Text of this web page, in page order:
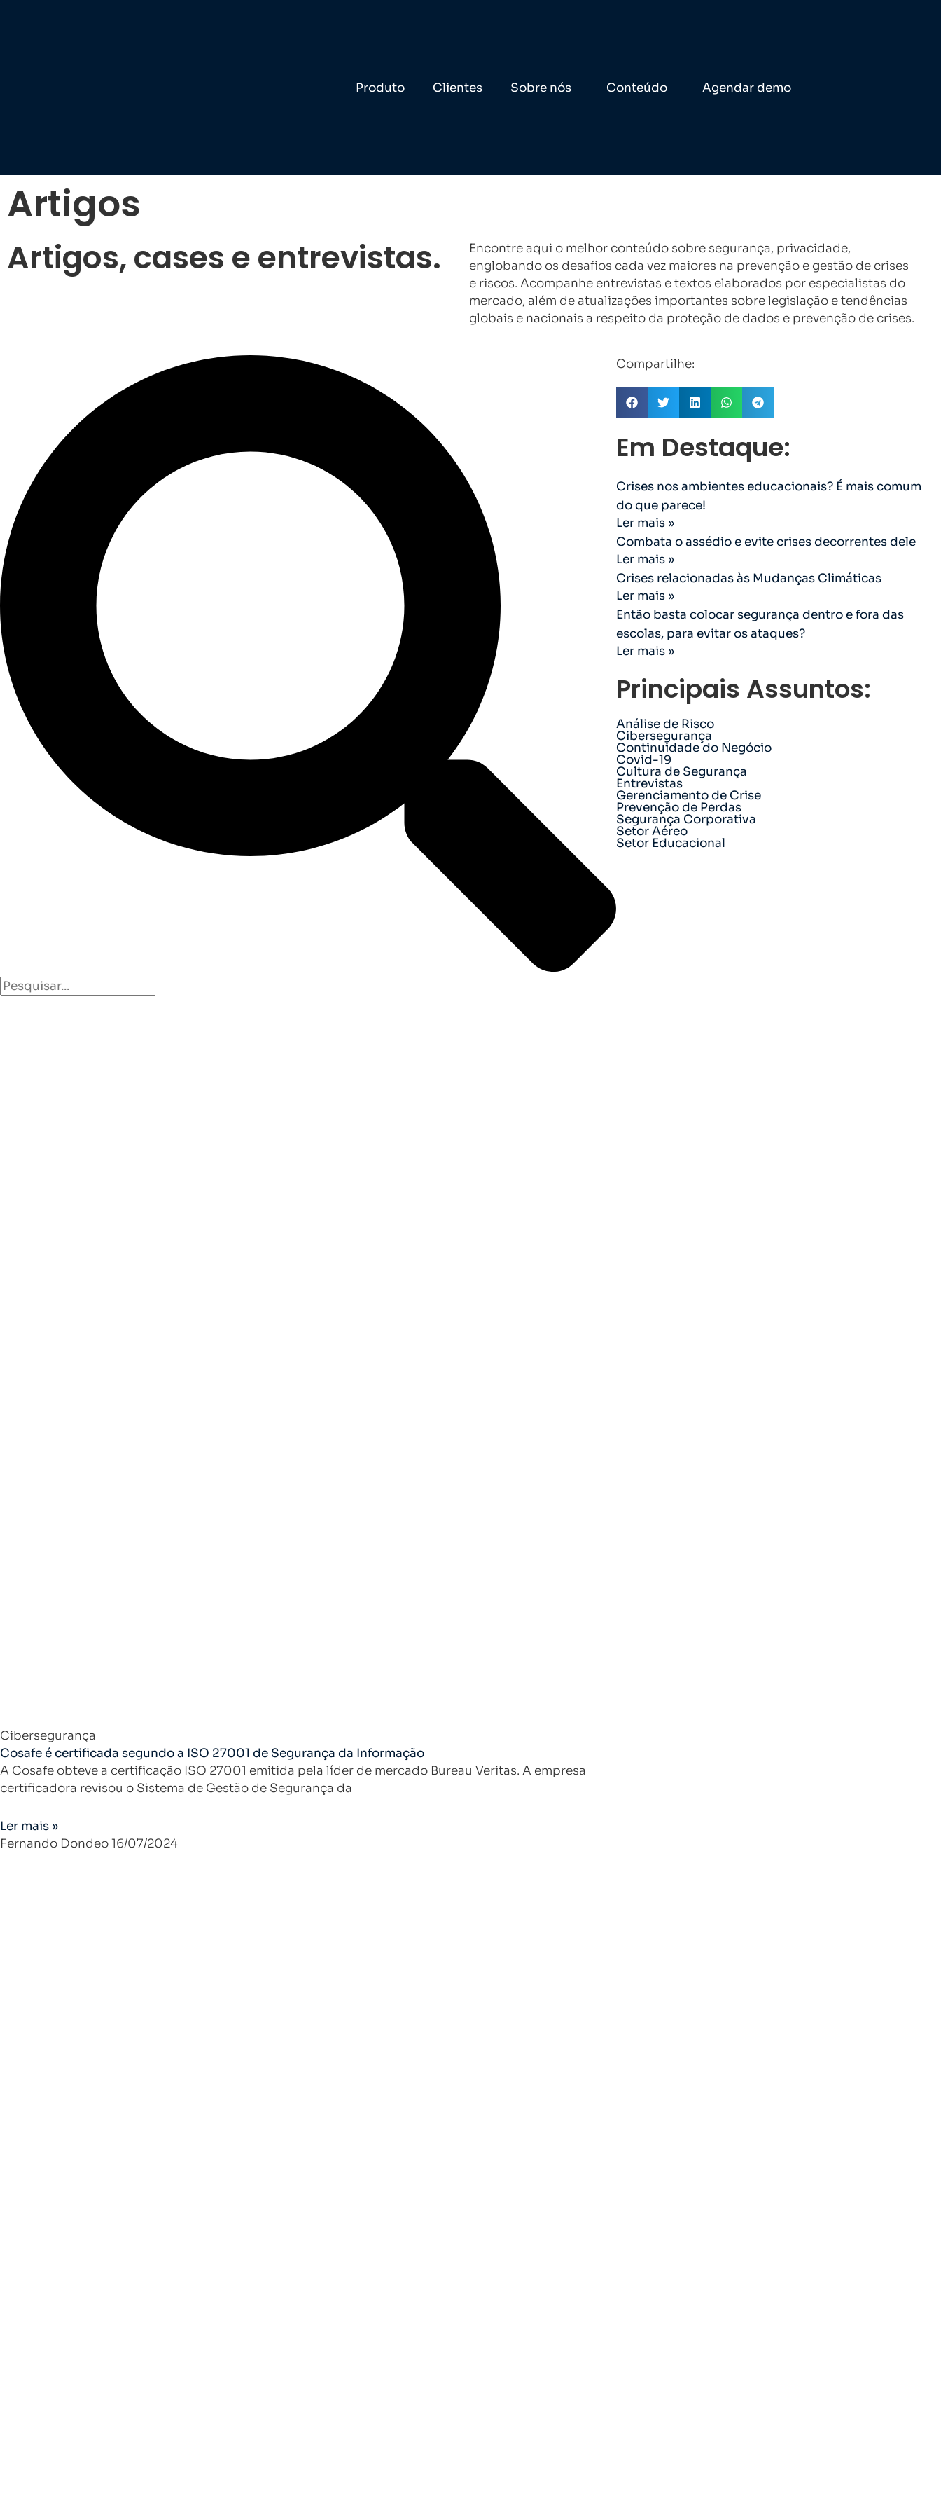
Produto Clientes Sobre nós Conteúdo Agendar demo
Artigos
Artigos, cases e entrevistas.
Encontre aqui o melhor conteúdo sobre segurança, privacidade,
englobando os desafios cada vez maiores na prevenção e gestão de crises
e riscos. Acompanhe entrevistas e textos elaborados por especialistas do
mercado, além de atualizações importantes sobre legislação e tendências
globais e nacionais a respeito da proteção de dados e prevenção de crises.
Cibersegurança
Cosafe é certificada segundo a ISO 27001 de Segurança da Informação
A Cosafe obteve a certificação ISO 27001 emitida pela líder de mercado Bureau Veritas. A empresa
certificadora revisou o Sistema de Gestão de Segurança da
Ler mais »
Fernando Dondeo16/07/2024
Compartilhe:
Em Destaque:
Crises nos ambientes educacionais? É mais comum
do que parece!
Ler mais »
Combata o assédio e evite crises decorrentes dele
Ler mais »
Crises relacionadas às Mudanças Climáticas
Ler mais »
Então basta colocar segurança dentro e fora das
escolas, para evitar os ataques?
Ler mais »
Principais Assuntos:
Análise de Risco
Cibersegurança
Continuidade do Negócio
Covid-19
Cultura de Segurança
Entrevistas
Gerenciamento de Crise
Prevenção de Perdas
Segurança Corporativa
Setor Aéreo
Setor Educacional